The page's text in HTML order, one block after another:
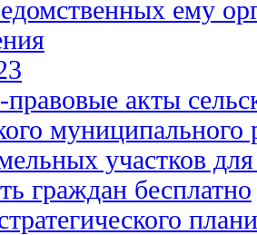
ему
акты
муниципального
участков
граждан бесплатно